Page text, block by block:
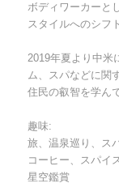
ボディワーカーと
スタイルへのシフ
2019年夏より中米
ム、スパなどに関
住民の叡智を学ん
趣味:
旅、温泉巡り、ス
コーヒー、スパイ
星空鑑賞